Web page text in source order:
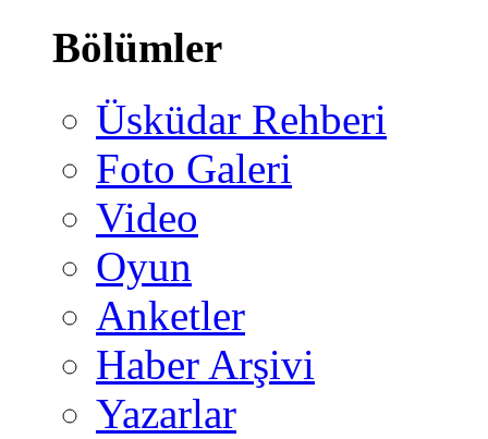
Bölümler
Üsküdar Rehberi
Foto Galeri
Video
Oyun
Anketler
Haber Arşivi
Yazarlar